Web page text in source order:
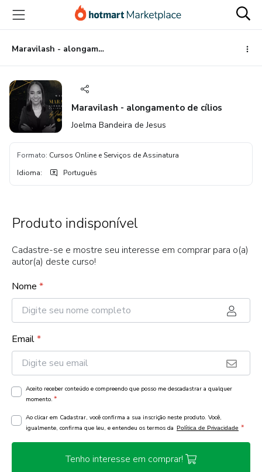
para
conteúdo
principal
para
pagamento
para
rodapé
Maravilash - alongamento de cílios
Maravilash - alongamento de cílios
Joelma Bandeira de Jesus
Formato: Cursos Online e Serviços de Assinatura
Idioma: Português
Produto indisponível
Cadastre-se e mostre seu interesse em comprar para o(a)
autor(a) deste curso!
Nome *
Email*
Aceito receber conteúdo e compreendo que posso me descadastrar a qualquer
momento. *
Ao clicar em Cadastrar, você confirma a sua inscrição neste produto. Você,
igualmente, confirma que leu, e entendeu os termos da Política de Privacidade *
Tenho interesse em comprar!